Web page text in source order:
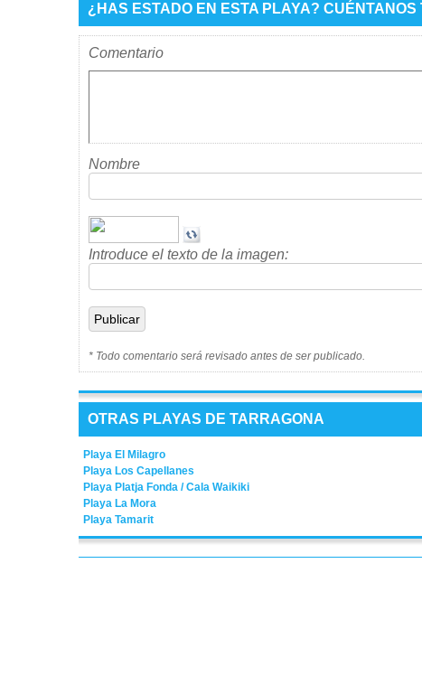
¿HAS ESTADO EN ESTA PLAYA? CUÉNTANOS
Comentario
Nombre
Introduce el texto de la imagen:
* Todo comentario será revisado antes de ser publicado.
OTRAS PLAYAS DE TARRAGONA
Playa El Milagro
Playa Los Capellanes
Playa Platja Fonda / Cala Waikiki
Playa La Mora
Playa Tamarit